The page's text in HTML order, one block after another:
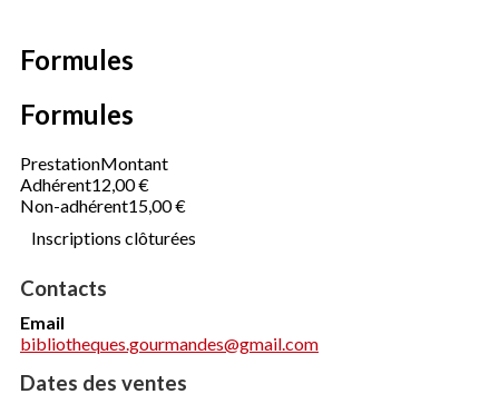
Formules
Formules
PrestationMontant
Adhérent12,00 €
Non-adhérent15,00 €
Inscriptions clôturées
Contacts
Email
bibliotheques.gourmandes@gmail.com
Dates des ventes